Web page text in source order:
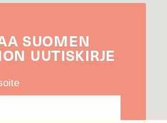
SUOMEN
UUTIS­KIRJE